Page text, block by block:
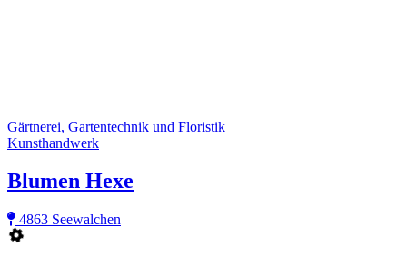
Gärtnerei, Gartentechnik und Floristik
Kunsthandwerk
Blumen Hexe
4863 Seewalchen